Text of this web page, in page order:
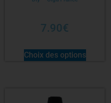
7.90€
Choix des options